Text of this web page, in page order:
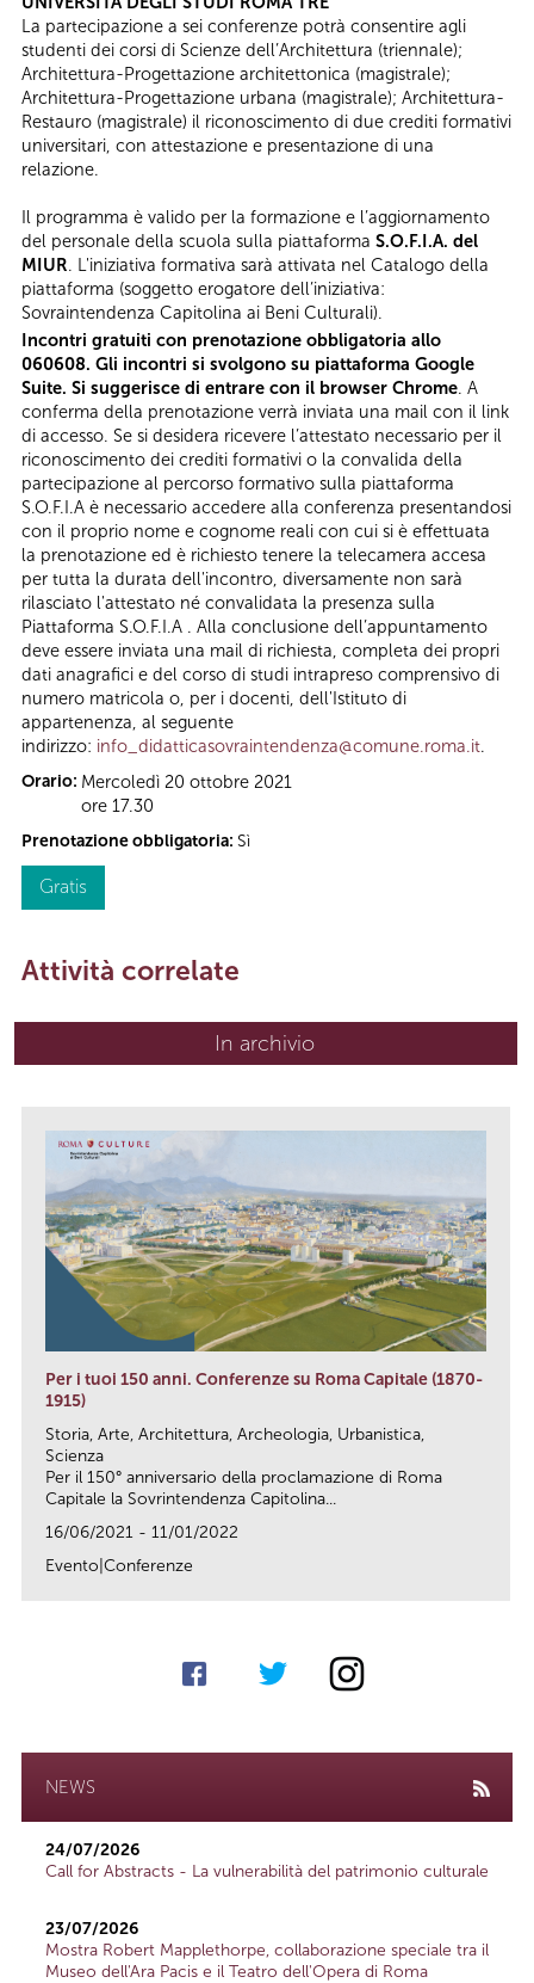
La partecipazione a sei conferenze potrà consentire agli
studenti dei corsi di Scienze dell’Architettura (triennale);
Architettura-Progettazione architettonica (magistrale);
Architettura-Progettazione urbana (magistrale); Architettura-
Restauro (magistrale) il riconoscimento di due crediti formativi
universitari, con attestazione e presentazione di una
relazione.
Il programma è valido per la formazione e l’aggiornamento
del personale della scuola sulla piattaforma S.O.F.I.A. del
MIUR. L'iniziativa formativa sarà attivata nel Catalogo della
piattaforma (soggetto erogatore dell’iniziativa:
Sovraintendenza Capitolina ai Beni Culturali).
Incontri gratuiti con prenotazione obbligatoria allo
060608. Gli incontri si svolgono su piattaforma Google
Suite. Si suggerisce di entrare con il browser Chrome. A
conferma della prenotazione verrà inviata una mail con il link
di accesso. Se si desidera ricevere l’attestato necessario per il
riconoscimento dei crediti formativi o la convalida della
partecipazione al percorso formativo sulla piattaforma
S.O.F.I.A è necessario accedere alla conferenza presentandosi
con il proprio nome e cognome reali con cui si è effettuata
la prenotazione ed è richiesto tenere la telecamera accesa
per tutta la durata dell'incontro, diversamente non sarà
rilasciato l'attestato né convalidata la presenza sulla
Piattaforma S.O.F.I.A . Alla conclusione dell’appuntamento
deve essere inviata una mail di richiesta, completa dei propri
dati anagrafici e del corso di studi intrapreso comprensivo di
numero matricola o, per i docenti, dell'Istituto di
appartenenza, al seguente
indirizzo: info_didatticasovraintendenza@comune.roma.it.
Orario: Mercoledì 20 ottobre 2021
ore 17.30
Prenotazione obbligatoria: Sì
Gratis
Attività correlate
In archivio
Per i tuoi 150 anni. Conferenze su Roma Capitale (1870-
1915)
Storia, Arte, Architettura, Archeologia, Urbanistica,
Scienza
Per il 150° anniversario della proclamazione di Roma
Capitale la Sovrintendenza Capitolina...
16/06/2021 - 11/01/2022
Evento|Conferenze
NEWS
24/07/2026
Call for Abstracts - La vulnerabilità del patrimonio culturale
23/07/2026
Mostra Robert Mapplethorpe, collaborazione speciale tra il
Museo dell'Ara Pacis e il Teatro dell'Opera di Roma